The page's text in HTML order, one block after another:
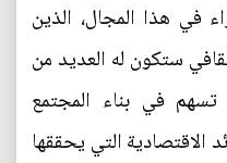
في هذا المجال، الذين
ستكون له العديد من
تسهم في بناء المجتمع
الاقتصادية التي يحققها